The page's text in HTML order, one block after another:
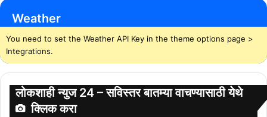
Weather
You need to set the Weather API Key in the theme options page >
Integrations.
लोकशाही न्युज 24 – सविस्तर बातम्या वाचण्यासाठी येथे
क्लिक करा